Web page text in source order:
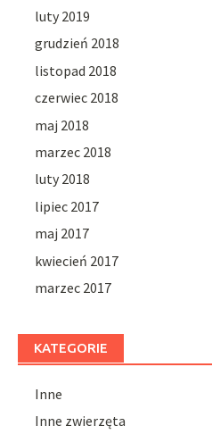
luty 2019
grudzień 2018
listopad 2018
czerwiec 2018
maj 2018
marzec 2018
luty 2018
lipiec 2017
maj 2017
kwiecień 2017
marzec 2017
KATEGORIE
Inne
Inne zwierzęta